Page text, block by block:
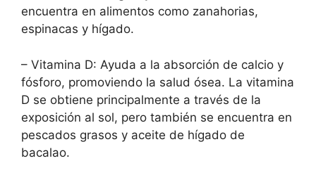
encuentra en alimentos como zanahorias,
espinacas y hígado.
– Vitamina D: Ayuda a la absorción de calcio y
fósforo, promoviendo la salud ósea. La vitamina
D se obtiene principalmente a través de la
exposición al sol, pero también se encuentra en
pescados grasos y aceite de hígado de
bacalao.